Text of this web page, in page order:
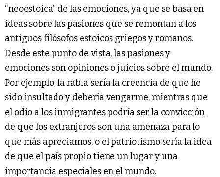
“neoestoica” de las emociones, ya que se basa en
ideas sobre las pasiones que se remontan a los
antiguos filósofos estoicos griegos y romanos.
Desde este punto de vista, las pasiones y
emociones son opiniones o juicios sobre el mundo.
Por ejemplo, la rabia sería la creencia de que he
sido insultado y debería vengarme, mientras que
el odio a los inmigrantes podría ser la convicción
de que los extranjeros son una amenaza para lo
que más apreciamos, o el patriotismo sería la idea
de que el país propio tiene un lugar y una
importancia especiales en el mundo.